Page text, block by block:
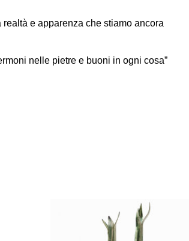
e apparenza che stiamo ancora
nelle pietre e buoni in ogni cosa”